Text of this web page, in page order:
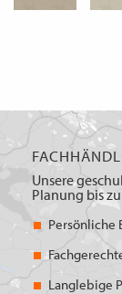
Unsere
Planung bis
Persönliche
Langlebige